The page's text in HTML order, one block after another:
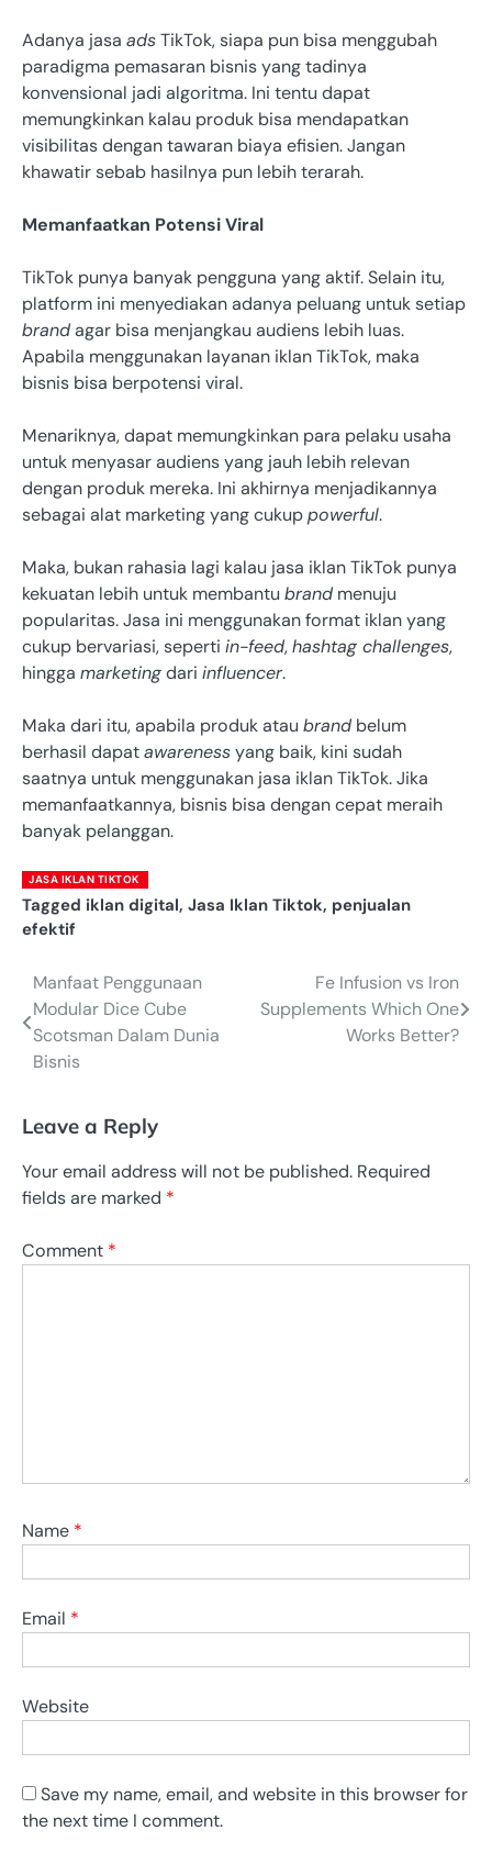
Adanya jasa adsTikTok, siapa pun bisa menggubah
paradigma pemasaran bisnis yang tadinya
konvensional jadi algoritma. Ini tentu dapat
memungkinkan kalau produk bisa mendapatkan
visibilitas dengan tawaran biaya efisien. Jangan
khawatir sebab hasilnya pun lebih terarah.
Memanfaatkan Potensi Viral
TikTok punya banyak pengguna yang aktif. Selain itu,
platform ini menyediakan adanya peluang untuk setiap
brandagar bisa menjangkau audiens lebih luas.
Apabila menggunakan layanan iklan TikTok, maka
bisnis bisa berpotensi viral.
Menariknya, dapat memungkinkan para pelaku usaha
untuk menyasar audiens yang jauh lebih relevan
dengan produk mereka. Ini akhirnya menjadikannya
sebagai alat marketing yang cukuppowerful.
Maka, bukan rahasia lagi kalau jasa iklan TikTok punya
kekuatan lebih untuk membantu brand menuju
popularitas. Jasa ini menggunakan format iklan yang
cukup bervariasi, seperti in-feed,hashtag challenges,
hingga marketingdari influencer.
Maka dari itu, apabila produk atau brand belum
berhasil dapatawarenessyang baik, kini sudah
saatnya untuk menggunakan jasa iklan TikTok. Jika
memanfaatkannya, bisnis bisa dengan cepat meraih
banyak pelanggan.
JASA IKLAN TIKTOK
Tagged iklan digital, Jasa Iklan Tiktok, penjualan
efektif
Post
navigation
Manfaat Penggunaan
Modular Dice Cube
Scotsman Dalam Dunia
Bisnis
Fe Infusion vs Iron
Supplements Which One
Works Better?
Leave a Reply
Your email address will not be published. Required
fields are marked *
Comment *
Name *
Email *
Website
Save my name, email, and website in this browser for
the next time I comment.